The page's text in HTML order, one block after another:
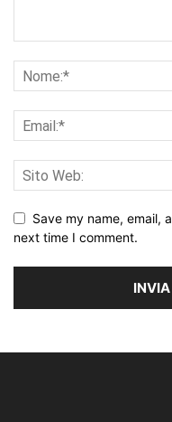
Save my name, email,
next time I comment.